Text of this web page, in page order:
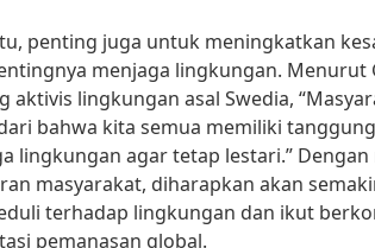
penting juga untuk meningkatkan
menjaga lingkungan. Menurut
aktivis lingkungan asal Swedia,
bahwa kita semua memiliki
lingkungan agar tetap lestari.”
masyarakat, diharapkan akan
terhadap lingkungan dan ikut
pemanasan global.